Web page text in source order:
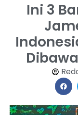
Ini 3